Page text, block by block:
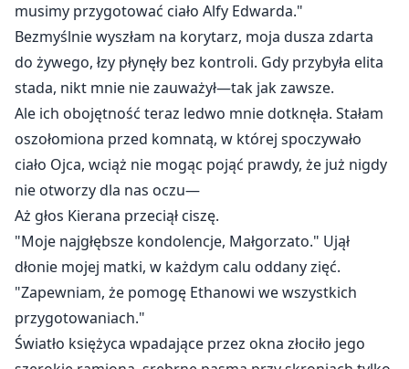
musimy przygotować ciało Alfy Edwarda."
Bezmyślnie wyszłam na korytarz, moja dusza zdarta
do żywego, łzy płynęły bez kontroli. Gdy przybyła elita
stada, nikt mnie nie zauważył—tak jak zawsze.
Ale ich obojętność teraz ledwo mnie dotknęła. Stałam
oszołomiona przed komnatą, w której spoczywało
ciało Ojca, wciąż nie mogąc pojąć prawdy, że już nigdy
nie otworzy dla nas oczu—
Aż głos Kierana przeciął ciszę.
"Moje najgłębsze kondolencje, Małgorzato." Ujął
dłonie mojej matki, w każdym calu oddany zięć.
"Zapewniam, że pomogę Ethanowi we wszystkich
przygotowaniach."
Światło księżyca wpadające przez okna złociło jego